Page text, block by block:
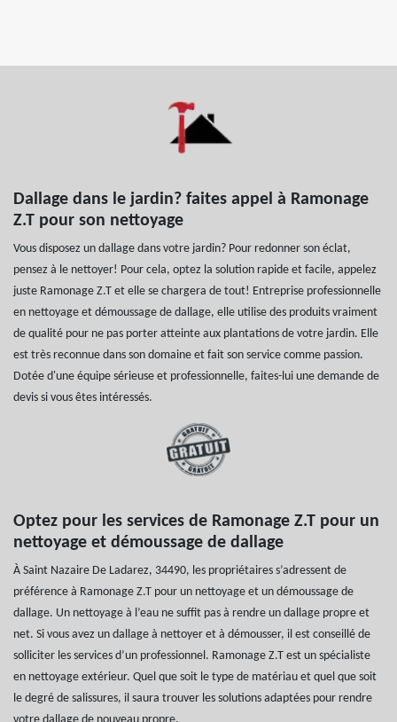
Dallage dans le jardin? faites appel à Ramonage
Z.T pour son nettoyage
Vous disposez un dallage dans votre jardin? Pour redonner son éclat,
pensez à le nettoyer! Pour cela, optez la solution rapide et facile, appelez
juste Ramonage Z.T et elle se chargera de tout! Entreprise professionnelle
en nettoyage et démoussage de dallage, elle utilise des produits vraiment
de qualité pour ne pas porter atteinte aux plantations de votre jardin. Elle
est très reconnue dans son domaine et fait son service comme passion.
Dotée d'une équipe sérieuse et professionnelle, faites-lui une demande de
devis si vous êtes intéressés.
Optez pour les services de Ramonage Z.T pour un
nettoyage et démoussage de dallage
À Saint Nazaire De Ladarez, 34490, les propriétaires s’adressent de
préférence à Ramonage Z.T pour un nettoyage et un démoussage de
dallage. Un nettoyage à l’eau ne suffit pas à rendre un dallage propre et
net. Si vous avez un dallage à nettoyer et à démousser, il est conseillé de
solliciter les services d’un professionnel. Ramonage Z.T est un spécialiste
en nettoyage extérieur. Quel que soit le type de matériau et quel que soit
le degré de salissures, il saura trouver les solutions adaptées pour rendre